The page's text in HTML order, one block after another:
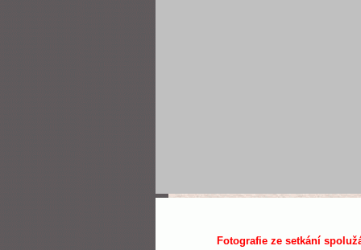
Fotografie ze setkání